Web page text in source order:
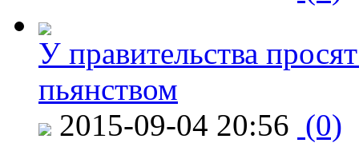
У правительства
пьянством
2015-09-04 20:56 (0)